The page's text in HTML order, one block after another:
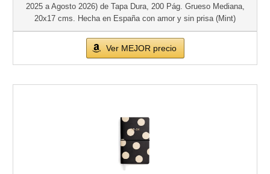
2025 a Agosto 2026) de Tapa Dura, 200 Pág. Grueso Mediana,
20x17 cms. Hecha en España con amor y sin prisa (Mint)
Ver MEJOR precio